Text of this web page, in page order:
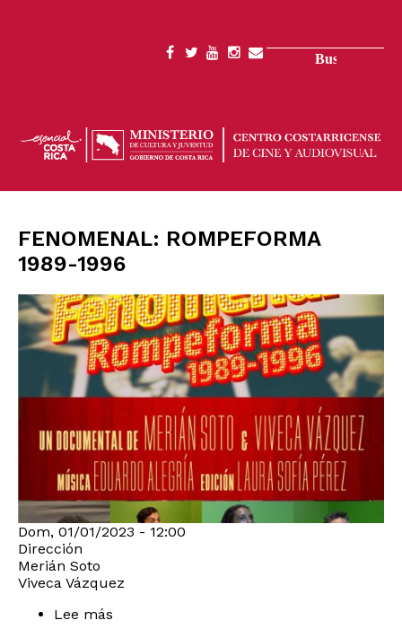
SOCIAL
FENOMENAL: ROMPEFORMA
1989-1996
Dom, 01/01/2023 - 12:00
Dirección
Merián Soto
Viveca Vázquez
Lee más